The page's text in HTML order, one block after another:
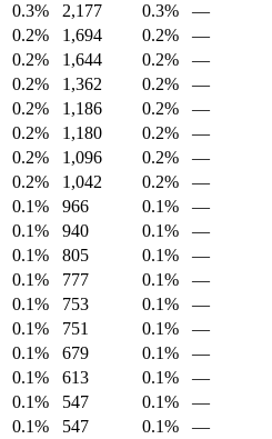
0.3% 2,177 0.3%
—
0.2% 1,694 0.2%
—
0.2% 1,644 0.2%
—
0.2% 1,362 0.2%
—
0.2% 1,186 0.2%
—
0.2% 1,180 0.2%
—
0.2% 1,096 0.2%
—
0.2% 1,042 0.2%
—
0.1% 966 0.1%
—
0.1% 940 0.1%
—
0.1% 805 0.1%
—
0.1% 777 0.1%
—
0.1% 753 0.1%
—
0.1% 751 0.1%
—
0.1% 679 0.1%
—
0.1% 613 0.1%
—
0.1% 547 0.1%
—
0.1% 547 0.1% —